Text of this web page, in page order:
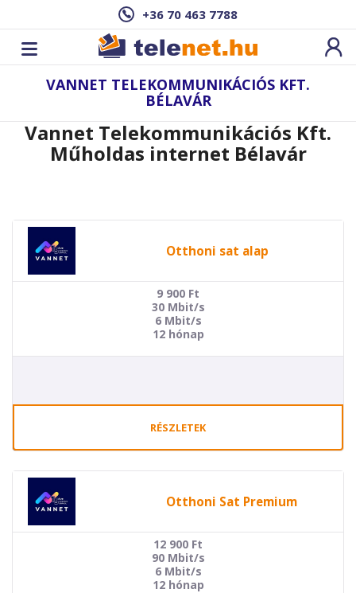
+36 70 463 7788
VANNET TELEKOMMUNIKÁCIÓS KFT.
BÉLAVÁR
Vannet Telekommunikációs Kft.
Műholdas internet Bélavár
Otthoni sat alap
9 900 Ft
30 Mbit/s
6 Mbit/s
12 hónap
RÉSZLETEK
Otthoni Sat Premium
12 900 Ft
90 Mbit/s
6 Mbit/s
12 hónap